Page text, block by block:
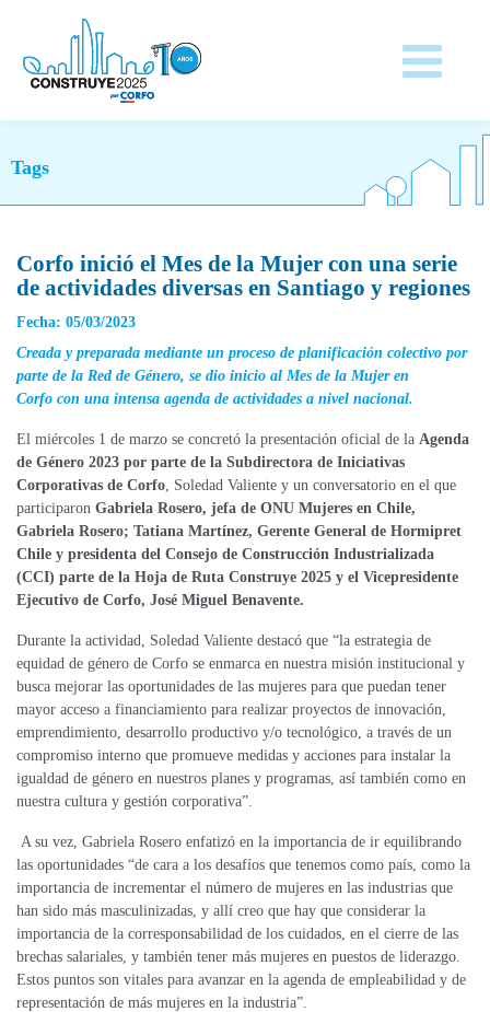
Tags
Corfo inició el Mes de la Mujer con una serie
de actividades diversas en Santiago y regiones
Fecha: 05/03/2023
Creada y preparada mediante un proceso de planificación colectivo por
parte de la Red de Género, se dio inicio al Mes de la Mujer en
Corfo con una intensa agenda de actividades a nivel nacional.
El miércoles 1 de marzo se concretó la presentación oficial de la Agenda
de Género 2023 por parte de la Subdirectora de Iniciativas
Corporativas de Corfo, Soledad Valiente y un conversatorio en el que
participaron Gabriela Rosero, jefa de ONU Mujeres en Chile,
Gabriela Rosero; Tatiana Martínez, Gerente General de Hormipret
Chile y presidenta del Consejo de Construcción Industrializada
(CCI) parte de la Hoja de Ruta Construye 2025 y el Vicepresidente
Ejecutivo de Corfo, José Miguel Benavente.
Durante la actividad, Soledad Valiente destacó que “la estrategia de
equidad de género de Corfo se enmarca en nuestra misión institucional y
busca mejorar las oportunidades de las mujeres para que puedan tener
mayor acceso a financiamiento para realizar proyectos de innovación,
emprendimiento, desarrollo productivo y/o tecnológico, a través de un
compromiso interno que promueve medidas y acciones para instalar la
igualdad de género en nuestros planes y programas, así también como en
nuestra cultura y gestión corporativa”.
A su vez, Gabriela Rosero enfatizó en la importancia de ir equilibrando
las oportunidades “de cara a los desafíos que tenemos como país, como la
importancia de incrementar el número de mujeres en las industrias que
han sido más masculinizadas, y allí creo que hay que considerar la
importancia de la corresponsabilidad de los cuidados, en el cierre de las
brechas salariales, y también tener más mujeres en puestos de liderazgo.
Estos puntos son vitales para avanzar en la agenda de empleabilidad y de
representación de más mujeres en la industria”.